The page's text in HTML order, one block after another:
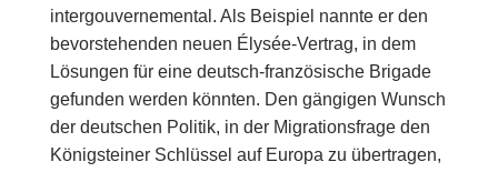
intergouvernemental. Als Beispiel nannte er den
bevorstehenden neuen Élysée-Vertrag, in dem
Lösungen für eine deutsch-französische Brigade
gefunden werden könnten. Den gängigen Wunsch
der deutschen Politik, in der Migrationsfrage den
Königsteiner Schlüssel auf Europa zu übertragen,